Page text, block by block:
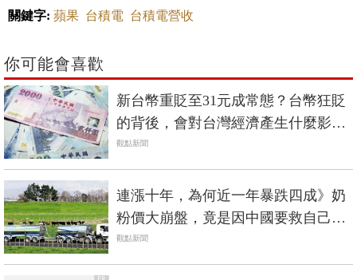
關鍵字: 蘋果 台積電 台積電營收
你可能會喜歡
新台幣重貶至31元成常態？台幣狂貶
的背後，會對台灣經濟產生什麼影
響？
觀點新聞
連漲十年，為何近一年暴跌四成》奶
粉價大崩盤，竟是因中國要救自己的
「奶業」？
觀點新聞